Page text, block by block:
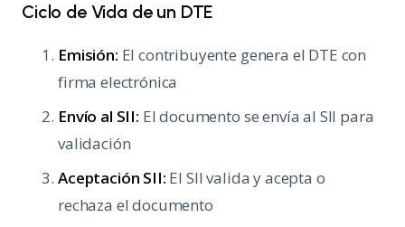
Ciclo de Vida de un DTE
Emisión: El contribuyente genera el DTE con
firma electrónica
Envío al SII: El documento se envía al SII para
validación
Aceptación SII: El SII valida y acepta o
rechaza el documento